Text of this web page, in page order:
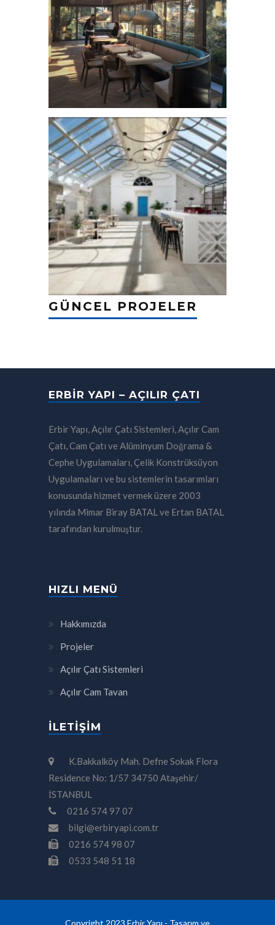
GÜNCEL PROJELER
ERBIR YAPI – AÇILIR ÇATI
Erbir Yapı, Açılır Çatı Sistemleri, Açılır Cam
Çatı, Cam Çatı ve Alüminyum Doğrama &
Cephe Uygulamaları, Çelik Konstrüksüyon
Uygulamaları ve bu sistemlerin tasarımları
konusunda hizmet vermek üzere 2003
yılında Mimar Biray BATAL ve Ertan BATAL
tarafından kurulmuştur.
HIZLI MENÜ
Hakkımızda
Projeler
Açılır Çatı Sistemleri
Açılır Cam Tavan
İLETIŞIM
K.Bakkalköy Mah. Defne Sokak Flora
Residence No: 1/57 34750 Ataşehir/
İSTANBUL
0216 574 97 07
bilgi@erbiryapi.com.tr
0216 574 98 07
0533 548 51 18